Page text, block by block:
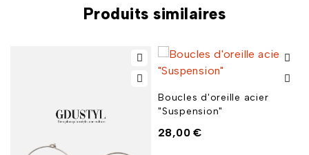
Produits similaires
Boucles d'oreille acier
"Suspension"
28,00€